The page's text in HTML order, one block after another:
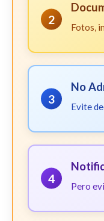
2
Fotos,
3
No
Evite
4
Pero